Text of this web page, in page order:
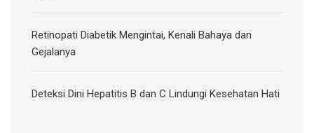
Retinopati Diabetik Mengintai, Kenali Bahaya dan
Gejalanya
Deteksi Dini Hepatitis B dan C Lindungi Kesehatan Hati